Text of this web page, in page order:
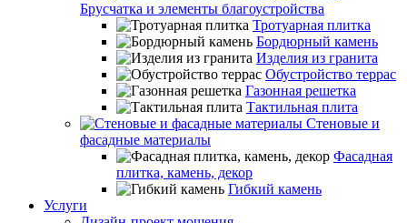
Брусчатка и элементы благоустройства
Тротуарная плитка
Бордюрный камень
Изделия из гранита
Обустройство террас
Газонная решетка
Тактильная плита
Стеновые и
фасадные материалы
Фасадная
плитка, камень, декор
Гибкий камень
Услуги